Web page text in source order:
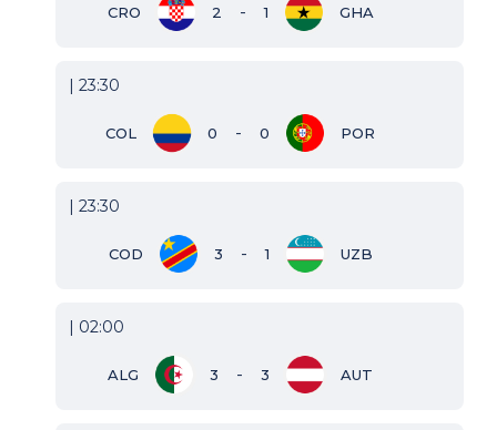
CRO 2 - 1 GHA
| 23:30
COL 0 - 0 POR
| 23:30
COD 3 - 1 UZB
| 02:00
ALG 3 - 3 AUT